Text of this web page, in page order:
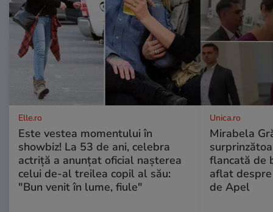
Elle.ro
Este vestea momentului în
showbiz! La 53 de ani, celebra
actriță a anunțat oficial nașterea
celui de-al treilea copil al său:
"Bun venit în lume, fiule"
Unica.ro
Mirabela
flancată de
aflat
de Apel